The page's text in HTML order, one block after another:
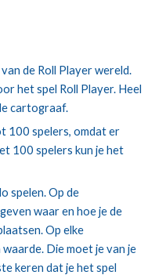
de Roll Player wereld.
het spel Roll Player. Heel
cartograaf.
100 spelers, omdat er
100 spelers kun je het
spelen. Op de
waar en hoe je de
Op elke
Die moet je van je
keren dat je het spel